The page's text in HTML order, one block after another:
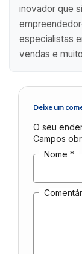
inovador que
especialistas
vendas e
Deixe um
O seu
Campos
Nome *